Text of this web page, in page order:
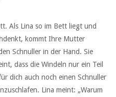
Als Lina so im Bett liegt und
kommt Ihre Mutter
Schnuller in der Hand. Sie
dass die Windeln nur ein Teil
dich auch noch einen Schnuller
Lina meint: „Warum